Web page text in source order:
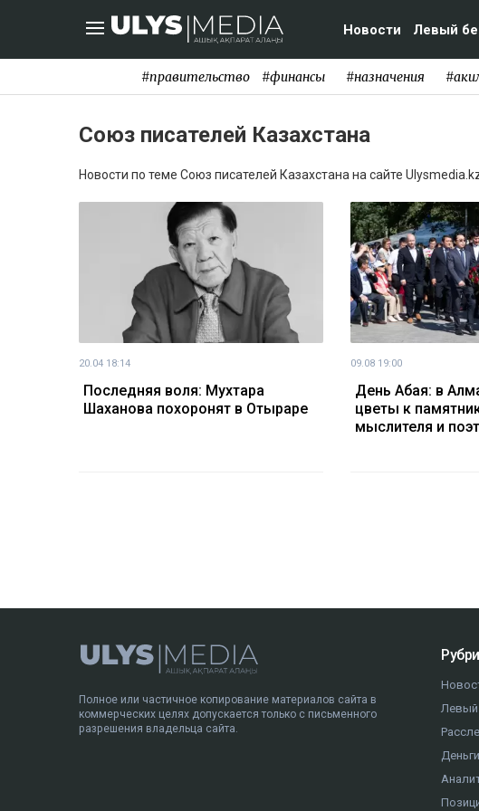
Новости Левый
#правительство #финансы #назначения
Союз писателей Казахстана
Новости по теме Союз писателей Казахстана на сайте
20.04 18:14
Последняя воля: Мухтара
Шаханова похоронят в Отыраре
09.08 19:00
День Абая: в
цветы к
мыслителя и
Полное или частичное копирование материалов сайта в
коммерческих целях допускается только с письменного
разрешения владельца сайта.
Левый
Деньги